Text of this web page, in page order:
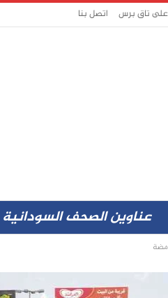
على تاق برس اتصل بنا
عناوين الصحف السودانية